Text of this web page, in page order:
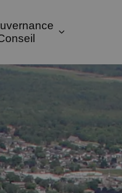
et communauté
Sécurité publique
les sous-pages Bâtir et
Élargir les